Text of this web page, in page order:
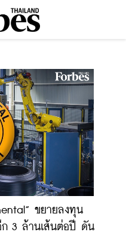
ขยายลงทุน
ก 3 ล้านเส้นต่อปี ดัน